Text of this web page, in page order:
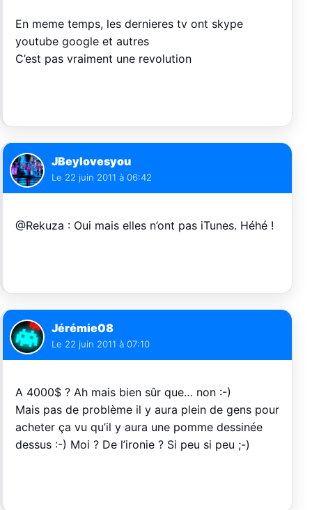
En meme temps, les dernieres tv ont skype
youtube google et autres
C’est pas vraiment une revolution
JBeylovesyou
Le 22 juin 2011 à 06:42
@Rekuza : Oui mais elles n’ont pas iTunes. Héhé !
Jérémie08
Le 22 juin 2011 à 07:10
A 4000$ ? Ah mais bien sûr que… non :-)
Mais pas de problème il y aura plein de gens pour
acheter ça vu qu’il y aura une pomme dessinée
dessus :-) Moi ? De l’ironie ? Si peu si peu ;-)